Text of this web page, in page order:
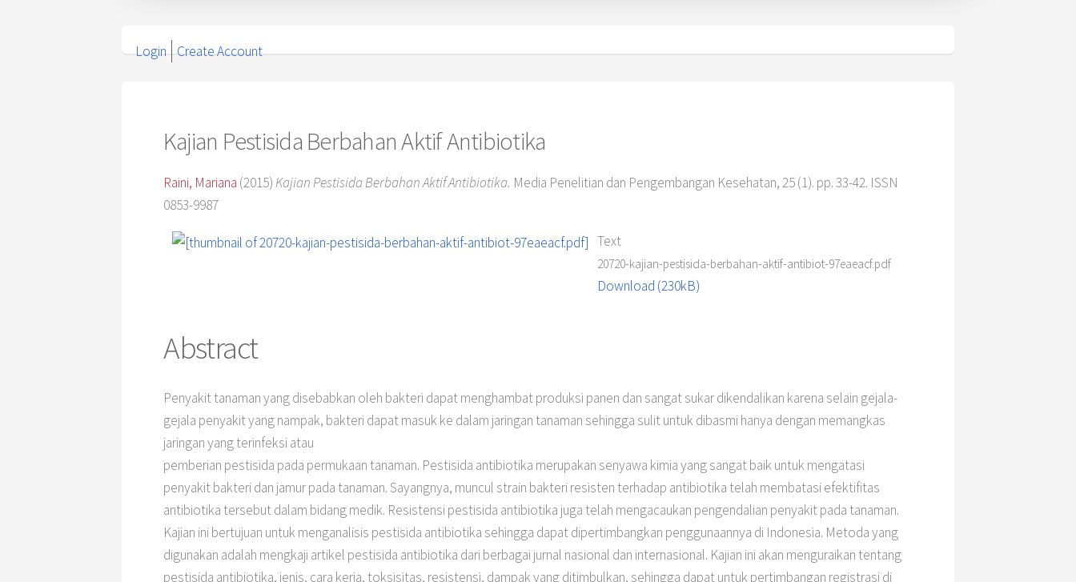
Login Create Account
Kajian Pestisida Berbahan Aktif Antibiotika
Raini, Mariana (2015)Kajian Pestisida Berbahan Aktif Antibiotika. Media Penelitian dan Pengembangan Kesehatan, 25 (1). pp. 33-42. ISSN
0853-9987
Text
20720-kajian-pestisida-berbahan-aktif-antibiot-97eaeacf.pdf
Download (230kB)
Abstract
Penyakit tanaman yang disebabkan oleh bakteri dapat menghambat produksi panen dan sangat sukar dikendalikan karena selain gejala-
gejala penyakit yang nampak, bakteri dapat masuk ke dalam jaringan tanaman sehingga sulit untuk dibasmi hanya dengan memangkas
jaringan yang terinfeksi atau
pemberian pestisida pada permukaan tanaman. Pestisida antibiotika merupakan senyawa kimia yang sangat baik untuk mengatasi
penyakit bakteri dan jamur pada tanaman. Sayangnya, muncul strain bakteri resisten terhadap antibiotika telah membatasi efektifitas
antibiotika tersebut dalam bidang medik. Resistensi pestisida antibiotika juga telah mengacaukan pengendalian penyakit pada tanaman.
Kajian ini bertujuan untuk menganalisis pestisida antibiotika sehingga dapat dipertimbangkan penggunaannya di Indonesia. Metoda yang
digunakan adalah mengkaji artikel pestisida antibiotika dari berbagai jurnal nasional dan internasional. Kajian ini akan menguraikan tentang
pestisida antibiotika, jenis, cara kerja, toksisitas, resistensi, dampak yang ditimbulkan, sehingga dapat untuk pertimbangan registrasi di